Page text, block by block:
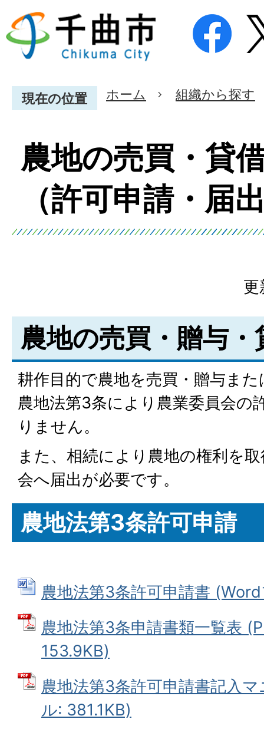
現在の位置 ホーム 組織から探す
農地の売買・貸
（許可申請・届
更
農地の売買・贈与・
耕作目的で農地を売買・贈与ま
農地法第3条により農業委員会の
りません。
また、相続により農地の権利を
会へ届出が必要です。
農地法第3条許可申請
農地法第3条許可申請書
農地法第3条申請書類一覧表
153.9KB)
農地法第3条許可申請書記入
ル: 381.1KB)